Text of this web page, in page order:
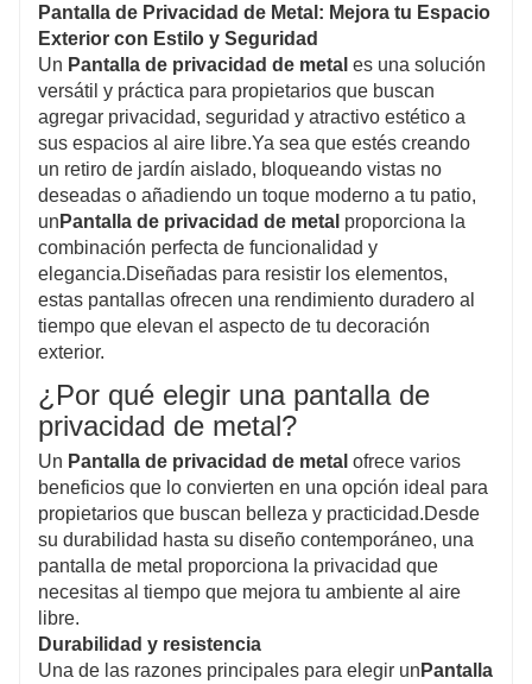
mínimo, lo que los convierte en una opción
duradera para mejorar la apariencia visual y la
privacidad de cualquier espacio.
Pantalla de Privacidad de Metal: Mejora tu Espacio
Exterior con Estilo y Seguridad
Un Pantalla de privacidad de metal es una solución
versátil y práctica para propietarios que buscan
agregar privacidad, seguridad y atractivo estético a
sus espacios al aire libre.Ya sea que estés creando
un retiro de jardín aislado, bloqueando vistas no
deseadas o añadiendo un toque moderno a tu patio,
un Pantalla de privacidad de metal proporciona la
combinación perfecta de funcionalidad y
elegancia.Diseñadas para resistir los elementos,
estas pantallas ofrecen una rendimiento duradero al
tiempo que elevan el aspecto de tu decoración
exterior.
¿Por qué elegir una pantalla de
privacidad de metal?
Un Pantalla de privacidad de metal ofrece varios
beneficios que lo convierten en una opción ideal para
propietarios que buscan belleza y practicidad.Desde
su durabilidad hasta su diseño contemporáneo, una
pantalla de metal proporciona la privacidad que
necesitas al tiempo que mejora tu ambiente al aire
libre.
Durabilidad y resistencia
Una de las razones principales para elegir un Pantalla